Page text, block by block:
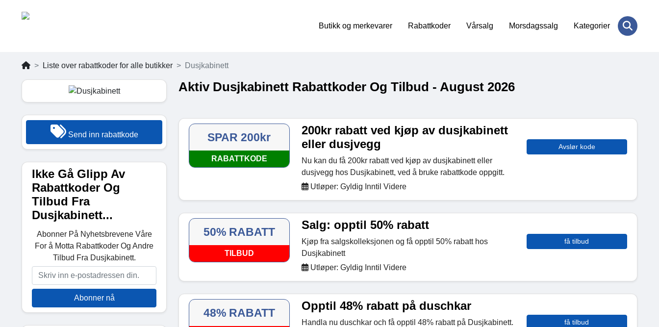
Butikk og merkevarer Rabattkoder Vårsalg Morsdagssalg Kategorier
Liste over rabattkoder for alle butikker Dusjkabinett
Send inn rabattkode
Ikke Gå Glipp Av
Rabattkoder Og
Tilbud Fra
Dusjkabinett...
Abonner På Nyhetsbrevene Våre
For å Motta Rabattkoder Og Andre
Tilbud Fra Dusjkabinett.
Abonner nå
Aktiv Dusjkabinett Rabattkoder Og Tilbud - August 2026
SPAR 200kr
RABATTKODE
200kr rabatt ved kjøp av dusjkabinett
eller dusjvegg
Nu kan du få 200kr rabatt ved kjøp av dusjkabinett eller
dusjvegg hos Dusjkabinett, ved å bruke rabattkode oppgitt.
Utløper: Gyldig Inntil Videre
Avslør kode
50% RABATT
TILBUD
Salg: opptil 50% rabatt
Kjøp fra salgskolleksjonen og få opptil 50% rabatt hos
Dusjkabinett
Utløper: Gyldig Inntil Videre
få tilbud
48% RABATT
Opptil 48% rabatt på duschkar
Handla nu duschkar och få opptil 48% rabatt på Dusjkabinett.
få tilbud